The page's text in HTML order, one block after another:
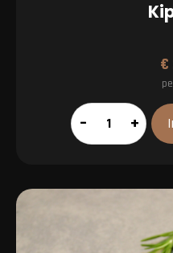
€
Kipsaté
aantal
– +